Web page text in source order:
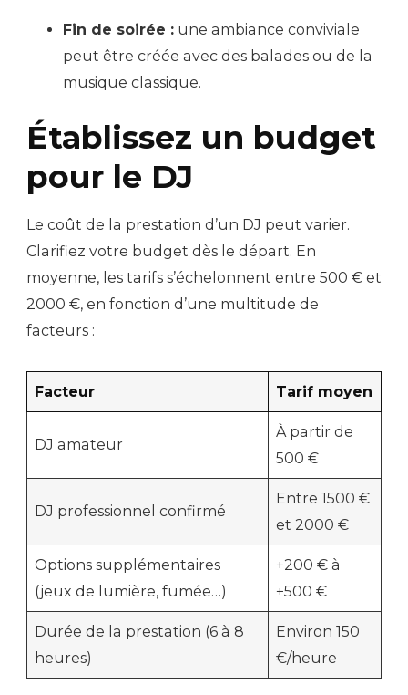
Fin de soirée : une ambiance conviviale
peut être créée avec des balades ou de la
musique classique.
Établissez un budget
pour le DJ
Le coût de la prestation d’un DJ peut varier.
Clarifiez votre budget dès le départ. En
moyenne, les tarifs s’échelonnent entre 500 € et
2000 €, en fonction d’une multitude de
facteurs :
Facteur Tarif moyen
DJ amateur
À partir de
500 €
DJ professionnel confirmé
Entre 1500 €
et 2000 €
Options supplémentaires
(jeux de lumière, fumée…)
+200 € à
+500 €
Durée de la prestation (6 à 8
heures)
Environ 150
€/heure